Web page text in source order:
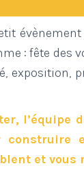
: fête des
exposition,
l’équipe
et vous